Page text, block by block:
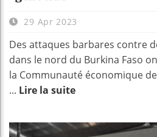
29 Apr 2023
Des attaques barbares contre
dans le nord du Burkina Faso
la Communauté économique
... Lire la suite